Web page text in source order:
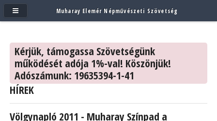
Kérjük, támogassa Szövetségünk
működését adója 1%-val! Köszönjük!
Adószámunk: 19635394-1-41
HÍREK
Völgynapló 2011 - Muharay Színpad a
Muharay Elemér Népművészeti Szövetség